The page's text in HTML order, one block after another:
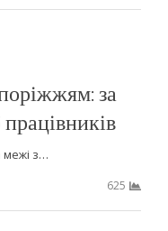
за
межі з…
625